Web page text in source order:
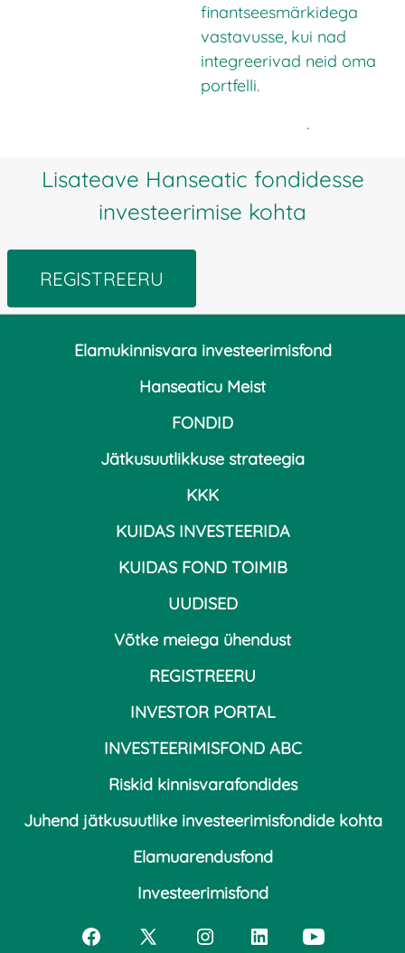
finantseesmärkidega
vastavusse, kui nad
integreerivad neid oma
portfelli.
.
Lisateave Hanseatic fondidesse
investeerimise kohta
REGISTREERU
Elamukinnisvara investeerimisfond
Hanseaticu Meist
FONDID
Jätkusuutlikkuse strateegia
KKK
KUIDAS INVESTEERIDA
KUIDAS FOND TOIMIB
UUDISED
Võtke meiega ühendust
REGISTREERU
INVESTOR PORTAL
INVESTEERIMISFOND ABC
Riskid kinnisvarafondides
Juhend jätkusuutlike investeerimisfondide kohta
Elamuarendusfond
Investeerimisfond